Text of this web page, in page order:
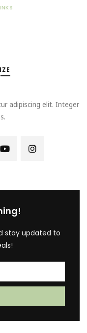
adipiscing elit. Integer
stay updated to